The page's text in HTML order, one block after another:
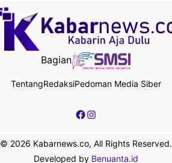
Bagian
TentangRedaksiPedoman Media Siber
Facebook
Instagram
© 2026 Kabarnews.co, All Rights Reserved.
Developed by Benuanta.id